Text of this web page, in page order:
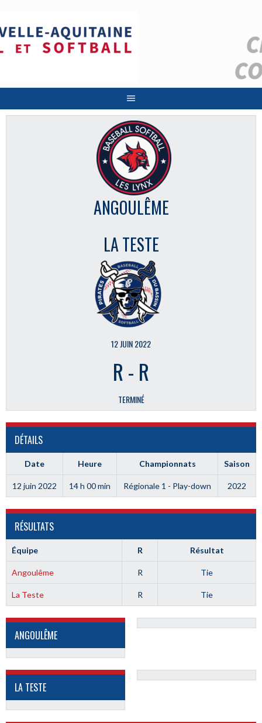
contenu
ANGOULÊME
LA TESTE
12 JUIN 2022
R- R
TERMINÉ
DÉTAILS
Date Heure Championnats Saison
12 juin 2022 14 h 00 min Régionale 1 - Play-down 2022
RÉSULTATS
Équipe R Résultat
Angoulême R Tie
La Teste R Tie
ANGOULÊME
LA TESTE